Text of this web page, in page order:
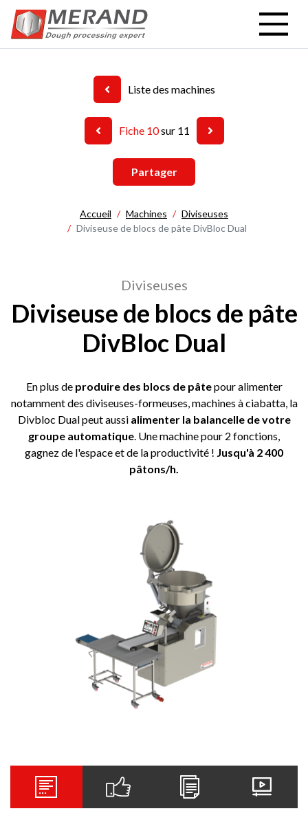
Aller
contenu
Liste des machines
Fiche 10sur 11
Partager
Accueil Machines
Diviseuses
Diviseuse de blocs de pâte DivBloc Dual
Diviseuses
Diviseuse de blocs de pâte
DivBloc Dual
En plus de produire des blocs de pâtepour alimenter
notamment des diviseuses-formeuses, machines à ciabatta, la
Divbloc Dual peut aussi alimenter la balancelle de votre
groupe automatique. Une machine pour 2 fonctions,
gagnez de l'espace et de la productivité ! Jusqu'à 2 400
pâtons/h.